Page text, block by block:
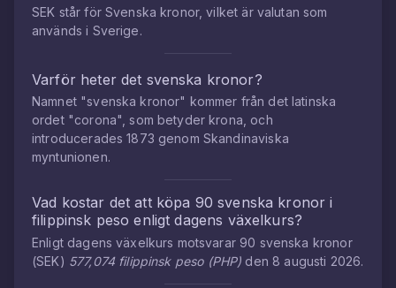
SEK står för Svenska kronor, vilket är valutan som
används i Sverige.
Varför heter det svenska kronor?
Namnet "svenska kronor" kommer från det latinska
ordet "corona", som betyder krona, och
introducerades 1873 genom Skandinaviska
myntunionen.
Vad kostar det att köpa 90svenska kronor i
filippinsk peso enligt dagens växelkurs?
Enligt dagens växelkurs motsvarar 90 svenska kronor
(SEK) 577,074 filippinsk peso(PHP) den 8 augusti 2026.